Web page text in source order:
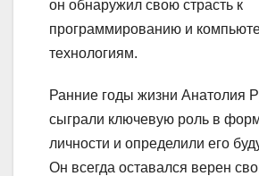
он обнаружил свою страсть к
программированию и
технологиям.
Ранние годы жизни Анатолия
сыграли ключевую роль в
личности и определили его
Он всегда оставался верен